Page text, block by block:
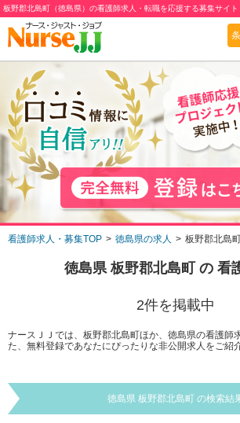
板野郡北島町（徳島県）の看護師求人・転職を応援する募集サイト
看護師求人・募集TOP 徳島県の求人 板野郡北島
徳島県 板野郡北島町 の 看
2件を掲載中
ナースＪＪでは、板野郡北島町ほか、徳島県の看護師
た、無料登録であなたにぴったりな非公開求人をご紹
徳島県 板野郡北島町 の検索結